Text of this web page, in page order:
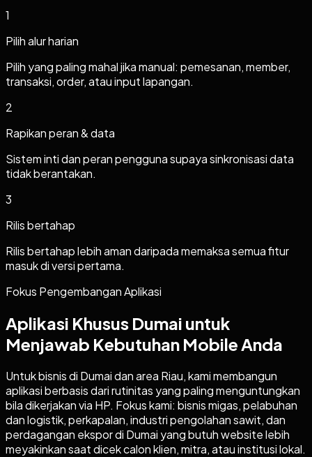
1
Pilih alur harian
Pilih yang paling mahal jika manual: pemesanan, member,
transaksi, order, atau input lapangan.
2
Rapikan peran & data
Sistem inti dan peran pengguna supaya sinkronisasi data
tidak berantakan.
3
Rilis bertahap
Rilis bertahap lebih aman daripada memaksa semua fitur
masuk di versi pertama.
Fokus Pengembangan Aplikasi
Aplikasi Khusus Dumai untuk
Menjawab Kebutuhan Mobile Anda
Untuk bisnis di Dumai dan area Riau, kami membangun
aplikasi berbasis dari rutinitas yang paling menguntungkan
bila dikerjakan via HP. Fokus kami: bisnis migas, pelabuhan
dan logistik, perkapalan, industri pengolahan sawit, dan
perdagangan ekspor di Dumai yang butuh website lebih
meyakinkan saat dicek calon klien, mitra, atau institusi lokal.